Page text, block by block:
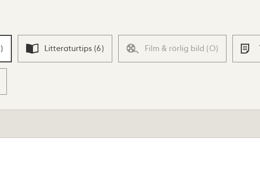
) Litteraturtips (6) Film & rörlig bild (0)